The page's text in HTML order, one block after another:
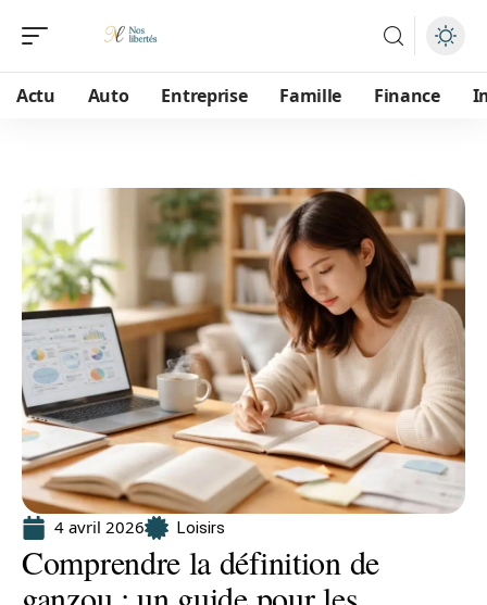
Actu Auto Entreprise Famille Finance
4 avril 2026 Loisirs
Comprendre la définition de